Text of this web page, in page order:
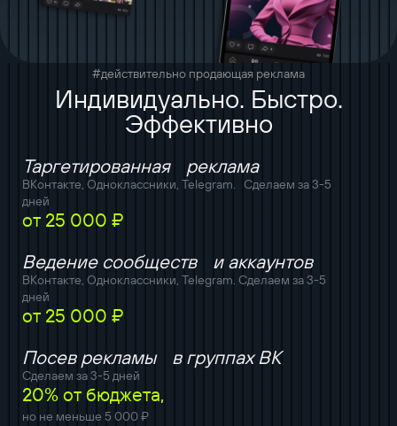
#действительно продающая реклама
Индивидуально. Быстро.
Эффективно
Таргетированная реклама
ВКонтакте, Одноклассники, Telegram. Сделаем за 3-5
дней
от 25 000 ₽
Ведение сообществ и аккаунтов
ВКонтакте, Одноклассники, Telegram. Сделаем за 3-5
дней
от 25 000 ₽
Посев рекламы в группах ВК
Сделаем за 3-5 дней
20% от бюджета,
но не меньше 5 000 ₽